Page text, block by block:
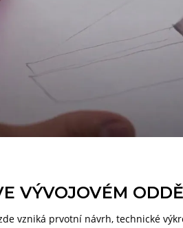
VÝVOJOVÉM
vzniká prvotní návrh, technické